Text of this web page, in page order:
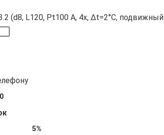
(d8, L120, Pt100 A, 4х, Δt=2°C, подвижный
5%